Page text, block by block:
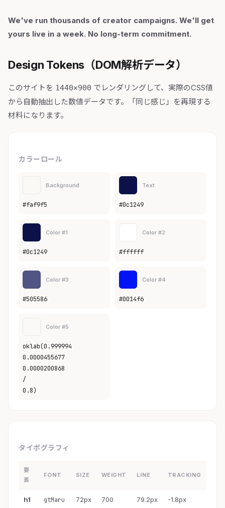
We've run thousands of creator campaigns. We'll get
yours live in a week. No long-term commitment.
Design Tokens（DOM解析データ）
このサイトを 1440×900 でレンダリングして、実際のCSS値
から自動抽出した数値データです。「同じ感じ」を再現する
材料になります。
カラーロール
Background
#faf9f5
Text
#0c1249
Color #1
#0c1249
Color #2
#ffffff
Color #3
#505586
Color #4
#0014f6
Color #5
oklab(0.999994
0.0000455677
0.0000200868
/
0.8)
タイポグラフィ
要
素
FONT SIZE WEIGHT LINE TRACKING
h1 gtMaru 72px 700 79.2px -1.8px